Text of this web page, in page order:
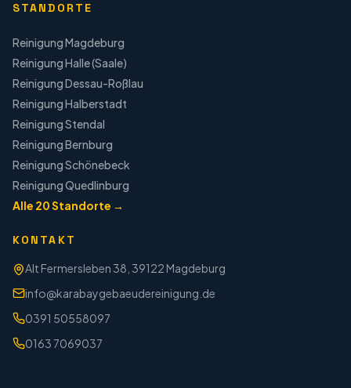
STANDORTE
ReinigungMagdeburg
ReinigungHalle (Saale)
ReinigungDessau-Roßlau
ReinigungHalberstadt
ReinigungStendal
ReinigungBernburg
ReinigungSchönebeck
ReinigungQuedlinburg
Alle 20Standorte →
KONTAKT
Alt Fermersleben 38, 39122 Magdeburg
info@karabaygebaeudereinigung.de
0391 50558097
0163 7069037